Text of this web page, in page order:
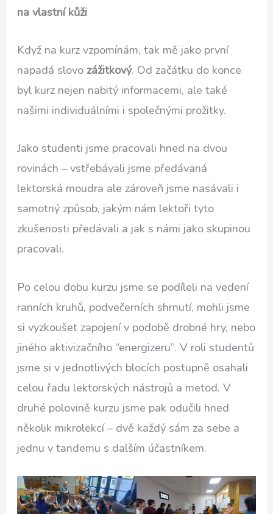
na vlastní kůži
Když na kurz vzpomínám, tak mě jako první
napadá slovo zážitkový. Od začátku do konce
byl kurz nejen nabitý informacemi, ale také
našimi individuálními i společnými prožitky.
Jako studenti jsme pracovali hned na dvou
rovinách – vstřebávali jsme předávaná
lektorská moudra ale zároveň jsme nasávali i
samotný způsob, jakým nám lektoři tyto
zkušenosti předávali a jak s námi jako skupinou
pracovali.
Po celou dobu kurzu jsme se podíleli na vedení
ranních kruhů, podvečerních shrnutí, mohli jsme
si vyzkoušet zapojení v podobě drobné hry, nebo
jiného aktivizačního “energizeru”. V roli studentů
jsme si v jednotlivých blocích postupně osahali
celou řadu lektorských nástrojů a metod. V
druhé polovině kurzu jsme pak odučili hned
několik mikrolekcí – dvě každý sám za sebe a
jednu v tandemu s dalším účastníkem.